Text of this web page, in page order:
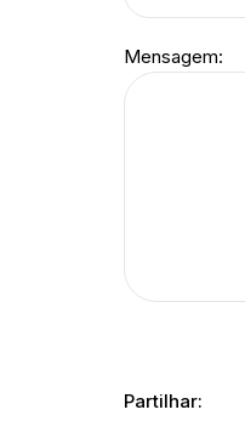
Mensagem:
Partilhar: